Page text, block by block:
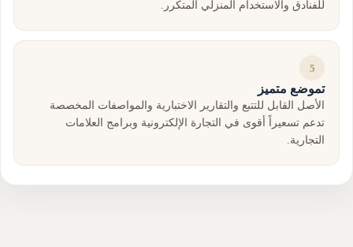
للفنادق والاستخدام المنزلي المتكرر.
5
تموضع متميز
الأصل القابل للتتبع والتقارير الاختبارية والمواصفات المخصصة
تدعم تسعيراً أقوى في التجارة الإلكترونية وبرامج العلامات
التجارية.